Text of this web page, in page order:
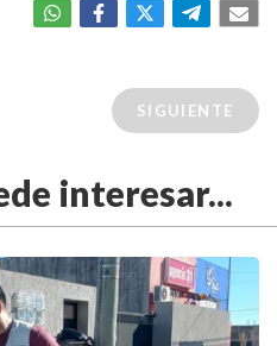
SIGUIENTE
interesar...